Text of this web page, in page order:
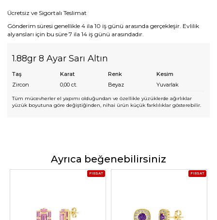
Ücretsiz ve Sigortalı Teslimat
Gönderim süresi genellikle 4 ila 10 iş günü arasında gerçekleşir. Evlilik
alyansları için bu süre 7 ila 14 iş günü arasındadır.
1.88gr 8 Ayar Sarı Altın
Taş Karat Renk
Kesim
Zircon
0,00 ct. Beyaz Yuvarlak
Tüm mücevherler el yapımı olduğundan ve özellikle yüzüklerde ağırlıklar
yüzük boyutuna göre değiştiğinden, nihai ürün küçük farklılıklar gösterebilir.
Ayrıca beğenebilirsiniz
FIRSAT FIRSAT